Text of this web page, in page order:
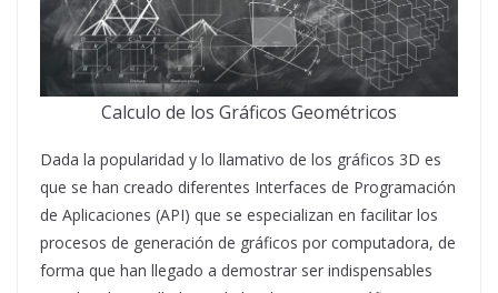
Calculo de los Gráficos Geométricos
Dada la popularidad y lo llamativo de los gráficos 3D es
que se han creado diferentes Interfaces de Programación
de Aplicaciones (API) que se especializan en facilitar los
procesos de generación de gráficos por computadora, de
forma que han llegado a demostrar ser indispensables